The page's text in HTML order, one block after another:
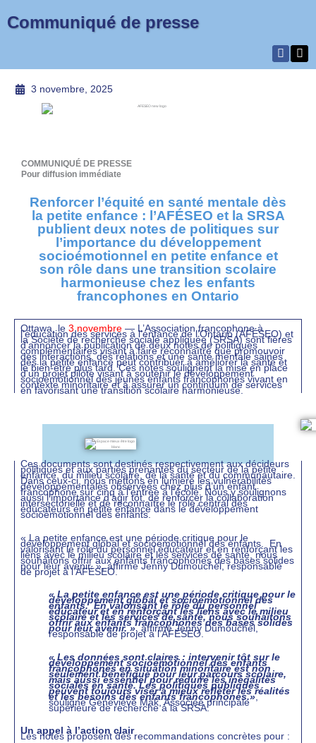
Communiqué de presse
3 novembre, 2025
COMMUNIQUÉ DE PRESSE
Pour diffusion immédiate
Renforcer l’équité en santé mentale dès
la petite enfance : l’AFÉSEO et la SRSA
publient deux notes de politiques sur
l’importance du développement
socioémotionnel en petite enfance et
son rôle dans une transition scolaire
harmonieuse chez les enfants
francophones en Ontario
Ottawa, le 3 novembre — L’Association francophone à
l’éducation des services à l’enfance de l’Ontario (AFÉSEO) et
la Société de recherche sociale appliquée (SRSA) sont fières
d’annoncer la publication de deux notes de politiques
complémentaires visant à faire reconnaître que promouvoir
des interactions, des relations et une santé mentale saines
dès la petite enfance peut contribuer à améliorer la santé et
le bien-être plus tard. Ces notes soulignent la mise en place
d’un projet pilote visant à soutenir le développement
socioémotionnel des jeunes enfants francophones vivant en
contexte minoritaire et à assurer un continuum de services
en favorisant une transition scolaire harmonieuse.
Ces documents sont destinés respectivement aux décideurs
politiques et aux parties prenantes du secteur de la petite
enfance, du milieu scolaire, de la santé et du communautaire.
Dans ceux-ci, nous mettons en lumière les vulnérabilités
développementales observées chez plus d’un enfant
francophone sur cinq à l’entrée à l’école. Nous y soulignons
aussi l’importance d’agir tôt, de renforcer la collaboration
intersectorielle et de reconnaître le rôle central des
éducateurs en petite enfance dans le développement
socioémotionnel des enfants.
« La petite enfance est une période critique pour le
développement global et socioémotionnel des enfants. En
valorisant le rôle du personnel éducateur et en renforçant les
liens avec le milieu scolaire et les services de santé, nous
souhaitons offrir aux enfants francophones des bases solides
pour leur avenir. », affirme Jenny Dumouchel, responsable
de projet à l’AFÉSEO.
« La petite enfance est une période critique pour le
développement global et socioémotionnel des
enfants. En valorisant le rôle du personnel
éducateur et en renforçant les liens avec le milieu
scolaire et les services de santé, nous souhaitons
offrir aux enfants francophones des bases solides
pour leur avenir. », affirme Jenny Dumouchel,
responsable de projet à l’AFÉSEO.
«Les données sont claires : intervenir tôt sur le
développement socioémotionnel des enfants
francophones en situation minoritaire est non
seulement bénéfique pour leur parcours scolaire,
mais aussi essentiel pour réduire les inégalités
sociales en santé. Les politiques publiques
peuvent toujours viser à mieux refléter les réalités
et les besoins des enfants francophones.»,
souligne Geneviève Mák, Associée principale
supérieure de recherche à la SRSA.
Un appel à l’action clair
Les notes proposent des recommandations concrètes pour :